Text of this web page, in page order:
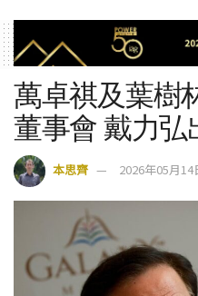
萬卓祺及葉樹
董事會 戴力
本思齊 2026年05月14